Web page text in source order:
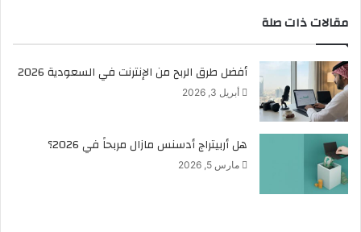
مقالات ذات صلة
أفضل طرق الربح من الإنترنت في السعودية 2026
أبريل 3, 2026
هل أربيتراج أدسنس مازال مربحاً في 2026؟
مارس 5, 2026